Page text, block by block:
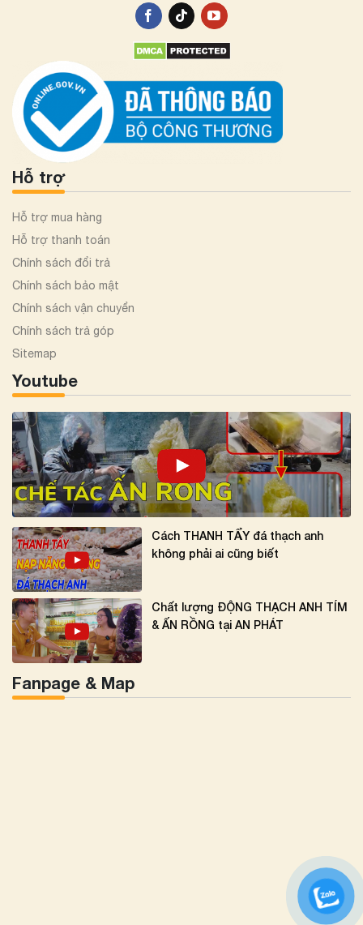
Hỗ trợ
Hỗ trợ mua hàng
Hỗ trợ thanh toán
Chính sách đổi trả
Chính sách bảo mật
Chính sách vận chuyển
Chính sách trả góp
Sitemap
Youtube
Cách THANH TẨY đá thạch anh
không phải ai cũng biết
Chất lượng ĐỘNG THẠCH ANH TÍM
& ẤN RỒNG tại AN PHÁT
Fanpage & Map